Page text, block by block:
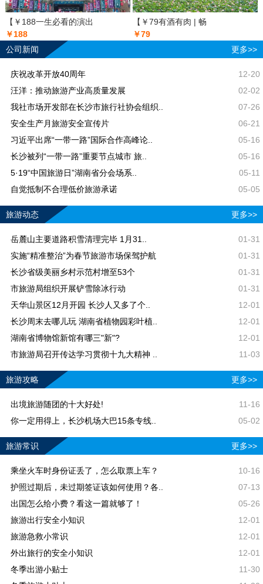
【￥188一生必看的演出
￥188
【￥79有酒有肉 | 畅
￥79
公司新闻
更多>>
庆祝改革开放40周年
12-20
汪洋：推动旅游产业高质量发展
02-02
我社市场开发部在长沙市旅行社协会组织..
07-26
安全生产月旅游安全宣传片
06-21
习近平出席“一带一路”国际合作高峰论..
05-16
长沙被列“一带一路”重要节点城市 旅..
05-16
5·19“中国旅游日”湖南省分会场系..
05-11
自觉抵制不合理低价旅游承诺
05-05
旅游动态 更多>>
岳麓山主要道路积雪清理完毕 1月31..
01-31
实施“精准整治”为春节旅游市场保驾护航
01-31
长沙省级美丽乡村示范村增至53个
01-31
市旅游局组织开展铲雪除冰行动
01-31
天华山景区12月开园 长沙人又多了个..
12-01
长沙周末去哪儿玩 湖南省植物园彩叶植..
12-01
湖南省博物馆新馆有哪三"新"?
12-01
市旅游局召开传达学习贯彻十九大精神 ..
11-03
旅游攻略 更多>>
出境旅游随团的十大好处!
11-16
你一定用得上，长沙机场大巴15条专线..
05-02
旅游常识 更多>>
乘坐火车时身份证丢了，怎么取票上车？
10-16
护照过期后，未过期签证该如何使用？各..
07-13
出国怎么给小费？看这一篇就够了！
05-26
旅游出行安全小知识
12-01
旅游急救小常识
12-01
外出旅行的安全小知识
12-01
冬季出游小贴士
11-30